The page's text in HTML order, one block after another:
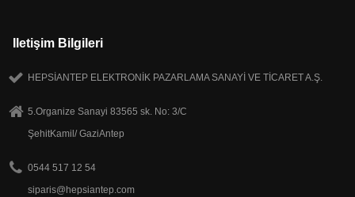
Iletişim Bilgileri
HEPSİANTEP ELEKTRONİK PAZARLAMA SANAYİ VE TİCARET A.Ş.
5.Organize Sanayi 83565 sk. No: 3/C
ŞehitKamil/ GaziAntep
0544 517 12 54
siparis@hepsiantep.com